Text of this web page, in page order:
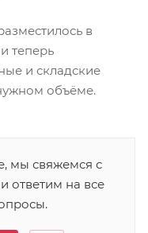
в
теперь
и складские
объёме.
мы свяжемся с
ответим на все